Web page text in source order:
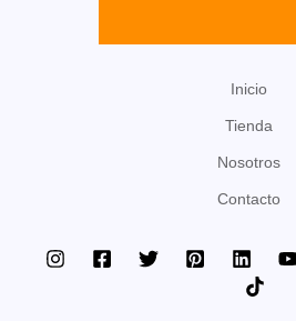
Inicio
Tienda
Nosotros
Contacto